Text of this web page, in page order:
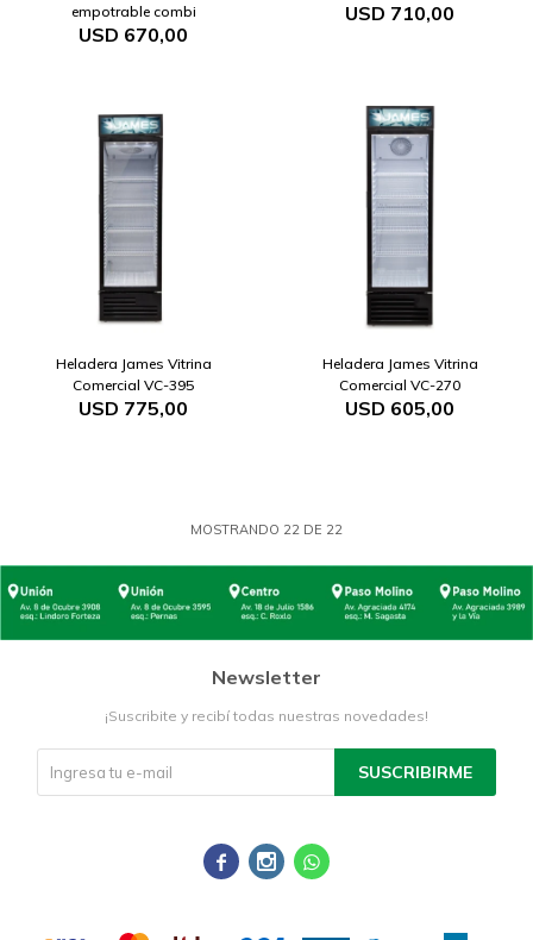
empotrable combi
USD 670,00
USD 710,00
Heladera James Vitrina
Comercial VC-395
USD 775,00
Heladera James Vitrina
Comercial VC-270
USD 605,00
MOSTRANDO 22 DE 22
Newsletter
¡Suscribite y recibí todas nuestras novedades!
SUSCRIBIRME
  